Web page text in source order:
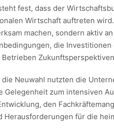
fest, dass der
Wirtschaft auftreten
machen, sondern aktiv
die
die Neuwahl nutzten die
Gelegenheit zum intensiven
den
Herausforderungen für die